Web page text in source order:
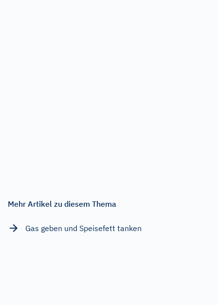
Mehr Artikel zu diesem Thema
Gas geben und Speisefett tanken